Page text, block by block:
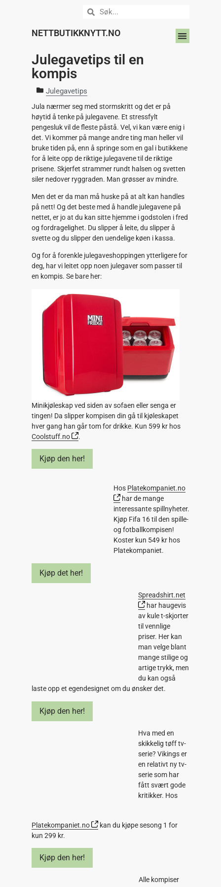
NETTBUTIKKNYTT.NO
Julegavetips til en
kompis
Julegavetips
Jula nærmer seg med stormskritt og det er på
høytid å tenke på julegavene. Et stressfylt
pengesluk vil de fleste påstå. Vel, vi kan være enig i
det. Vi kommer på mange andre ting man heller vil
bruke tiden på, enn å springe som en gal i butikkene
for å leite opp de riktige julegavene til de riktige
prisene. Skjerfet strammer rundt halsen og svetten
siler nedover ryggraden. Man grøsser av mindre.
Men det er da man må huske på at alt kan handles
på nett! Og det beste med å handle julegavene på
nettet, er jo at du kan sitte hjemme i godstolen i fred
og fordragelighet. Du slipper å leite, du slipper å
svette og du slipper den uendelige køen i kassa.
Og for å forenkle julegaveshoppingen ytterligere for
deg, har vi leitet opp noen julegaver som passer til
en kompis. Se bare her:
Minikjøleskap ved siden av sofaen eller senga er
tingen! Da slipper kompisen din gå til kjøleskapet
hver gang han går tom for drikke. Kun 599 kr hos
Coolstuff.no
.
Kjøp den her!
Hos Platekompaniet.no
har de mange
interessante spillnyheter.
Kjøp Fifa 16 til den spille-
og fotballkompisen!
Koster kun 549 kr hos
Platekompaniet.
Kjøp det her!
Spreadshirt.net
har haugevis
av kule t-skjorter
til vennlige
priser. Her kan
man velge blant
mange stilige og
artige trykk, men
du kan også
laste opp et egendesignet om du ønsker det.
Kjøp den her!
Hva med en
skikkelig tøff tv-
serie? Vikings er
en relativt ny tv-
serie som har
fått svært gode
kritikker. Hos
Platekompaniet.no
kan du kjøpe sesong 1 for
kun 299 kr.
Kjøp den her!
Alle kompiser